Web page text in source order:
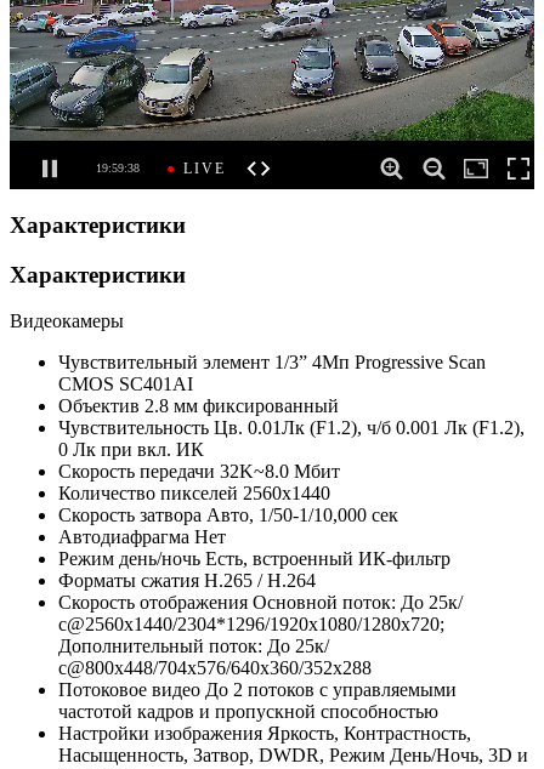
Характеристики
Характеристики
Видеокамеры
Чувствительный элемент 1/3” 4Мп Progressive Scan
CMOS SC401AI
Объектив 2.8 мм фиксированный
Чувствительность Цв. 0.01Лк (F1.2), ч/б 0.001 Лк (F1.2),
0 Лк при вкл. ИК
Скорость передачи 32K~8.0 Мбит
Количество пикселей 2560х1440
Скорость затвора Авто, 1/50-1/10,000 сек
Автодиафрагма Нет
Режим день/ночь Есть, встроенный ИК-фильтр
Форматы сжатия H.265 / H.264
Скорость отображения Основной поток: До 25к/
с@2560x1440/2304*1296/1920х1080/1280x720;
Дополнительный поток: До 25к/
с@800x448/704х576/640x360/352х288
Потоковое видео До 2 потоков с управляемыми
частотой кадров и пропускной способностью
Настройки изображения Яркость, Контрастность,
Насыщенность, Затвор, DWDR, Режим День/Ночь, 3D и